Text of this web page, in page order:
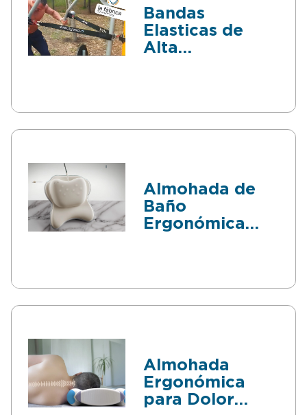
Bandas
Elasticas de
Alta
Almohada de
Baño
Ergonómica
Almohada
Ergonómica
para Dolor